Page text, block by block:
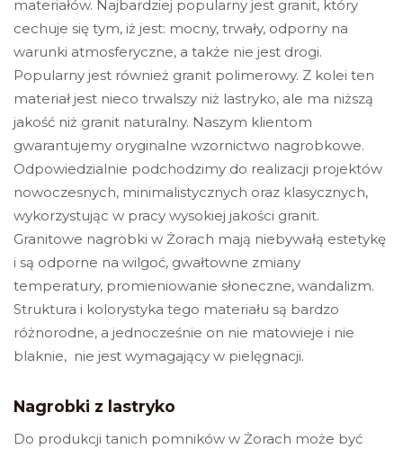
materiałów. Najbardziej popularny jest granit, który
cechuje się tym, iż jest: mocny, trwały, odporny na
warunki atmosferyczne, a także nie jest drogi.
Popularny jest również granit polimerowy. Z kolei ten
materiał jest nieco trwalszy niż lastryko, ale ma niższą
jakość niż granit naturalny. Naszym klientom
gwarantujemy oryginalne wzornictwo nagrobkowe.
Odpowiedzialnie podchodzimy do realizacji projektów
nowoczesnych, minimalistycznych oraz klasycznych,
wykorzystując w pracy wysokiej jakości granit.
Granitowe nagrobki w Żorach mają niebywałą estetykę
i są odporne na wilgoć, gwałtowne zmiany
temperatury, promieniowanie słoneczne, wandalizm.
Struktura i kolorystyka tego materiału są bardzo
różnorodne, a jednocześnie on nie matowieje i nie
blaknie, nie jest wymagający w pielęgnacji.
Nagrobki z lastryko
Do produkcji tanich pomników w Żorach może być
że moje dane osobowe będą wykorzystywane zgodnie z polityką